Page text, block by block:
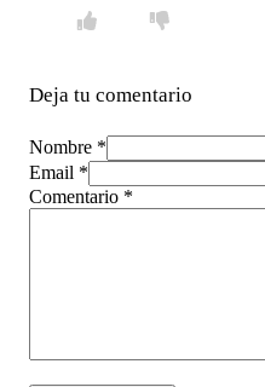
Deja tu comentario
Nombre *
Email *
Comentario *